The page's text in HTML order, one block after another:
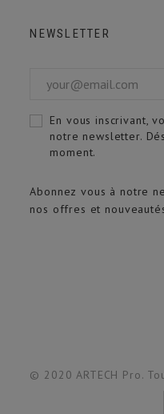
NEWSLETTER
Abonnez vous à notre
nos offres et
En vous inscrivant,
notre newsletter.
moment.
© 2020 ARTECH Pro.